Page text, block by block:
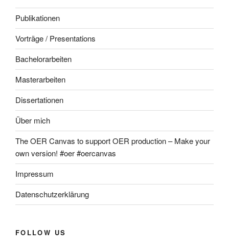
Publikationen
Vorträge / Presentations
Bachelorarbeiten
Masterarbeiten
Dissertationen
Über mich
The OER Canvas to support OER production – Make your
own version! #oer #oercanvas
Impressum
Datenschutzerklärung
FOLLOW US